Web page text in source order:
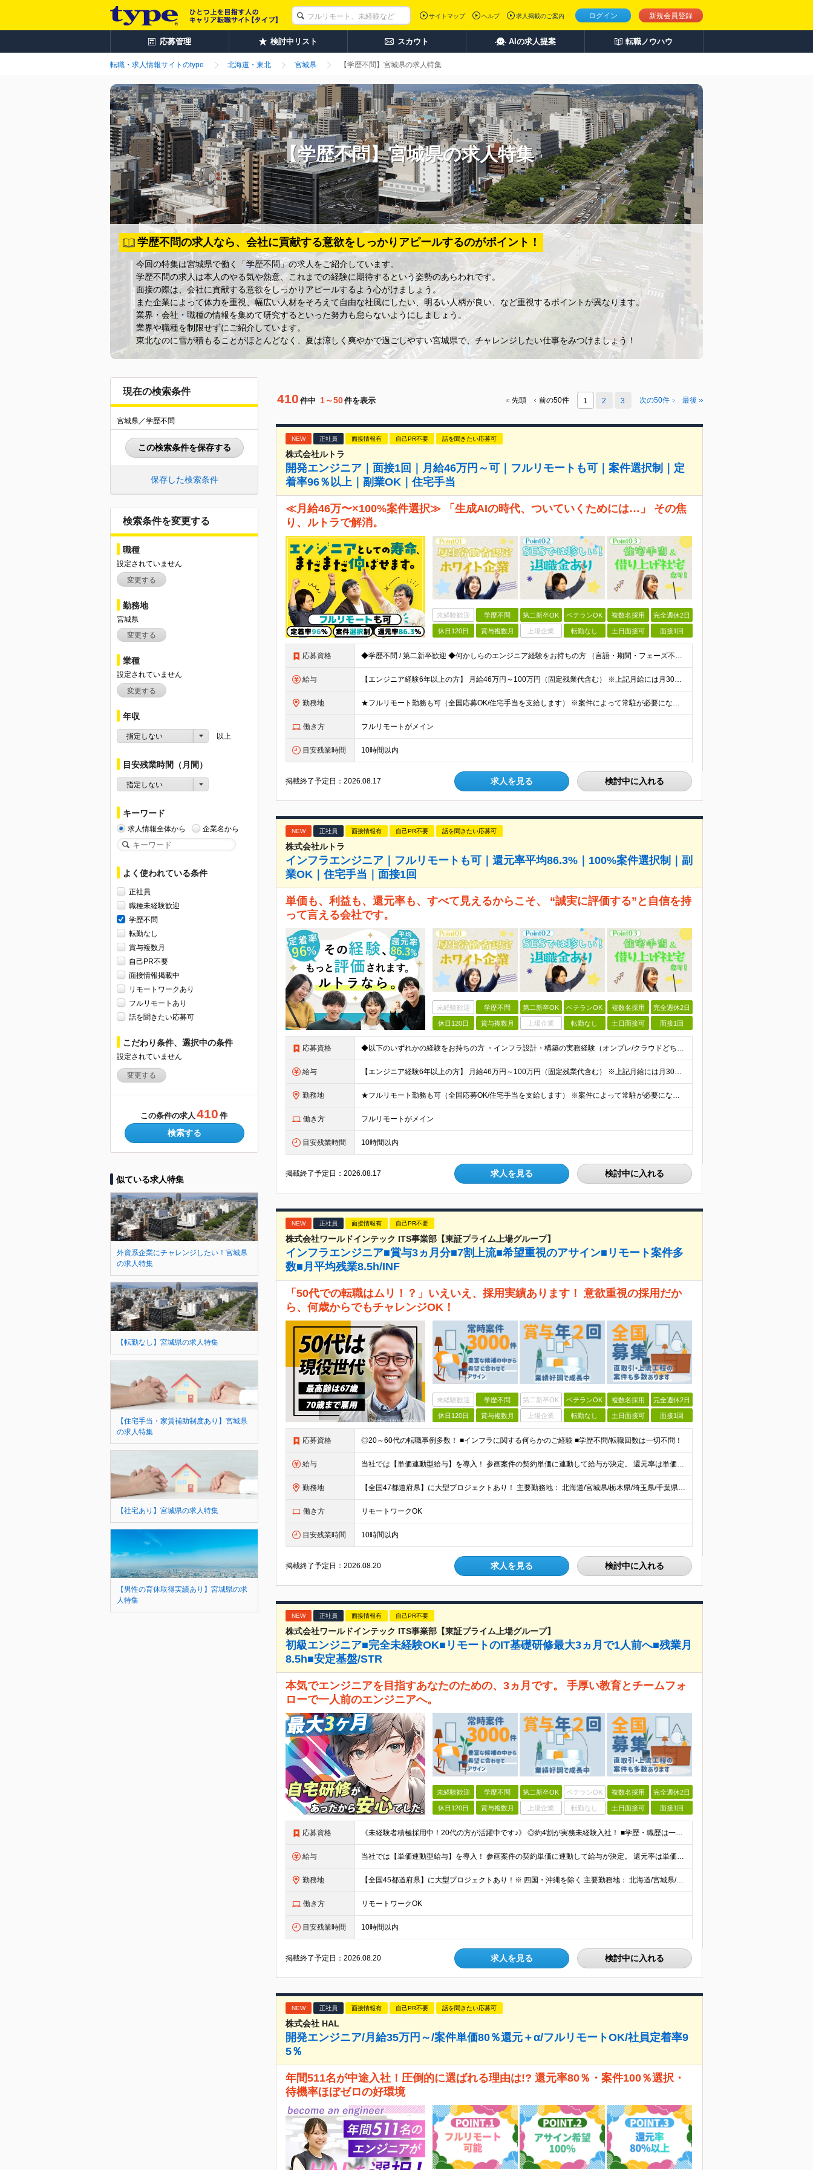
ログイン 新規会員登録
サイトマップ ヘルプ 求人掲載のご案内
応募管理 検討中リスト スカウト AIの求人提案 転職ノウハウ
転職・求人情報サイトのtype 北海道・東北 宮城県 【学歴不問】宮城県の求人特集
【学歴不問】宮城県の求人特集
学歴不問の求人なら、会社に貢献する意欲をしっかりアピールするのがポイント！
今回の特集は宮城県で働く「学歴不問」の求人をご紹介しています。
学歴不問の求人は本人のやる気や熱意、これまでの経験に期待するという姿勢のあらわれです。
面接の際は、会社に貢献する意欲をしっかりアピールするよう心がけましょう。
また企業によって体力を重視、幅広い人材をそろえて自由な社風にしたい、明るい人柄が良い、など重視するポイントが異なります。
業界・会社・職種の情報を集めて研究するといった努力も怠らないようにしましょう。
業界や職種を制限せずにご紹介しています。
東北なのに雪が積もることがほとんどなく、夏は涼しく爽やかで過ごしやすい宮城県で、チャレンジしたい仕事をみつけましょう！
現在の検索条件
宮城県／学歴不問
この検索条件を保存する
保存した検索条件
検索条件を変更する
職種
設定されていません
変更する
勤務地
宮城県
変更する
業種
設定されていません
変更する
年収
指定しない 以上
目安残業時間（月間）
指定しない
キーワード
求人情報全体から 企業名から
よく使われている条件
正社員
職種未経験歓迎
学歴不問
転勤なし
賞与複数月
自己PR不要
面接情報掲載中
リモートワークあり
フルリモートあり
話を聞きたい応募可
こだわり条件、選択中の条件
設定されていません
変更する
この条件の求人 410 件
検索する
似ている求人特集
外資系企業にチャレンジしたい！宮城県
の求人特集
【転勤なし】宮城県の求人特集
【住宅手当・家賃補助制度あり】宮城県
の求人特集
【社宅あり】宮城県の求人特集
【男性の育休取得実績あり】宮城県の求
人特集
410 件中 1～50件を表示 先頭 前の50件 1 2 3 次の50件 最後
NEW 正社員 面接情報有 自己PR不要 話を聞きたい応募可
株式会社ルトラ
開発エンジニア｜面接1回｜月給46万円～可｜フルリモートも可｜案件選択制｜定
着率96％以上｜副業OK｜住宅手当
≪月給46万〜×100%案件選択≫ 「生成AIの時代、ついていくためには…」 その焦
り、ルトラで解消。
未経験歓迎 学歴不問 第二新卒OK ベテランOK 複数名採用 完全週休2日
休日120日 賞与複数月 上場企業 転勤なし 土日面接可 面接1回
応募資格 ◆学歴不問 / 第二新卒歓迎 ◆何かしらのエンジニア経験をお持ちの方 （言語・期間・フェーズ不問） 経験浅めの方も遠慮なくご応募ください！ ■入社前Q＆A ────── ◎実力に見合った報酬が手に
給与 【エンジニア経験6年以上の方】 月給46万円～100万円（固定残業代含む） ※上記月給には月30時間分の固定残業代（月8万7,400円～月19万円）を含む。超過分は全額支給。 【エンジニア経験4年以
勤務地 ★フルリモート勤務も可（全国応募OK/住宅手当を支給します） ※案件によって常駐が必要になる場合があります。 ※希望がない限り、転勤はありません ※U・Iターン歓迎 ★ルトラの社員は全国各地で活躍中
働き方 フルリモートがメイン
目安残業時間 10時間以内
掲載終了予定日：2026.08.17 求人を見る 検討中に入れる
NEW 正社員 面接情報有 自己PR不要 話を聞きたい応募可
株式会社ルトラ
インフラエンジニア｜フルリモートも可｜還元率平均86.3%｜100%案件選択制｜副
業OK｜住宅手当｜面接1回
単価も、利益も、還元率も、すべて見えるからこそ、 “誠実に評価する”と自信を持
って言える会社です。
未経験歓迎 学歴不問 第二新卒OK ベテランOK 複数名採用 完全週休2日
休日120日 賞与複数月 上場企業 転勤なし 土日面接可 面接1回
応募資格 ◆以下のいずれかの経験をお持ちの方 ・インフラ設計・構築の実務経験（オンプレ/クラウドどちらもOK） ・クラウド環境下での運用保守に関する実務経験 ◆学歴不問 ＜こんな方は特に歓迎します＞ ◎これま
給与 【エンジニア経験6年以上の方】 月給46万円～100万円（固定残業代含む） ※上記月給には月30時間分の固定残業代（月8万7,400円～月19万円）を含む。超過分は全額支給。 【エンジニア経験4年以
勤務地 ★フルリモート勤務も可（全国応募OK/住宅手当を支給します） ※案件によって常駐が必要になる場合があります。 ※希望がない限り、転勤はありません ※U・Iターン歓迎 ★ルトラの社員は全国各地で活躍中
働き方 フルリモートがメイン
目安残業時間 10時間以内
掲載終了予定日：2026.08.17 求人を見る 検討中に入れる
NEW 正社員 面接情報有 自己PR不要
株式会社ワールドインテック ITS事業部【東証プライム上場グループ】
インフラエンジニア■賞与3ヵ月分■7割上流■希望重視のアサイン■リモート案件多
数■月平均残業8.5h/INF
「50代での転職はムリ！？」いえいえ、採用実績あります！ 意欲重視の採用だか
ら、何歳からでもチャレンジOK！
未経験歓迎 学歴不問 第二新卒OK ベテランOK 複数名採用 完全週休2日
休日120日 賞与複数月 上場企業 転勤なし 土日面接可 面接1回
応募資格 ◎20～60代の転職事例多数！ ■インフラに関する何らかのご経験 ■学歴不問/転職回数は一切不問！
給与 当社では【単価連動型給与】を導入！ 参画案件の契約単価に連動して給与が決定。 還元率は単価の【70％～80％】と東証プライム上場グループとして高水準です！（社会保険料・教育コスト含む） ■関東：月給
勤務地 【全国47都道府県】に大型プロジェクトあり！ 主要勤務地： 北海道/宮城県/栃木県/埼玉県/千葉県/東京都/神奈川県/愛知県/大阪府/京都府/兵庫県/広島県/福岡県/熊本県 ※勤務エリアは、あなたの
働き方 リモートワークOK
目安残業時間 10時間以内
掲載終了予定日：2026.08.20 求人を見る 検討中に入れる
NEW 正社員 面接情報有 自己PR不要
株式会社ワールドインテック ITS事業部【東証プライム上場グループ】
初級エンジニア■完全未経験OK■リモートのIT基礎研修最大3ヵ月で1人前へ■残業月
8.5h■安定基盤/STR
本気でエンジニアを目指すあなたのための、3ヵ月です。 手厚い教育とチームフォ
ローで一人前のエンジニアへ。
未経験歓迎 学歴不問 第二新卒OK ベテランOK 複数名採用 完全週休2日
休日120日 賞与複数月 上場企業 転勤なし 土日面接可 面接1回
応募資格 《未経験者積極採用中！20代の方が活躍中です♪》 ◎約4割が実務未経験入社！ ■学歴・職歴は一切問いません！ ■第二新卒の方もお気軽にご相談ください♪ ■入社してから数年は、転勤の可能性があります
給与 当社では【単価連動型給与】を導入！ 参画案件の契約単価に連動して給与が決定。 還元率は単価の【70％～80％】と東証プライム上場グループとして高水準です！（社会保険料・教育コスト含む） ■関東：月給
勤務地 【全国45都道府県】に大型プロジェクトあり！※ 四国・沖縄を除く 主要勤務地： 北海道/宮城県/栃木県/埼玉県/千葉県/東京都/神奈川県/愛知県/大阪府/京都府/兵庫県/広島県/福岡県/熊本県 ※勤
働き方 リモートワークOK
目安残業時間 10時間以内
掲載終了予定日：2026.08.20 求人を見る 検討中に入れる
NEW 正社員 面接情報有 自己PR不要 話を聞きたい応募可
株式会社 HAL
開発エンジニア/月給35万円～/案件単価80％還元＋α/フルリモートOK/社員定着率9
5％
年間511名が中途入社！圧倒的に選ばれる理由は!? 還元率80％・案件100％選択・
待機率ほぼゼロの好環境